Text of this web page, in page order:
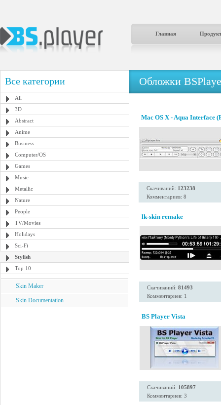
Главная
Все категории
All
3D
Abstract
Anime
Business
Computer/OS
Games
Music
Metallic
Nature
People
TV/Movies
Holidays
Sci-Fi
Stylish
Top 10
Skin Maker
Skin Documentation
Обложки
Mac OS X - Aqua Interface
Скачиваний: 123238
Комментариев: 8
lk-skin remake
Скачиваний: 81493
Комментариев: 1
BS Player Vista
Скачиваний: 105897
Комментариев: 3